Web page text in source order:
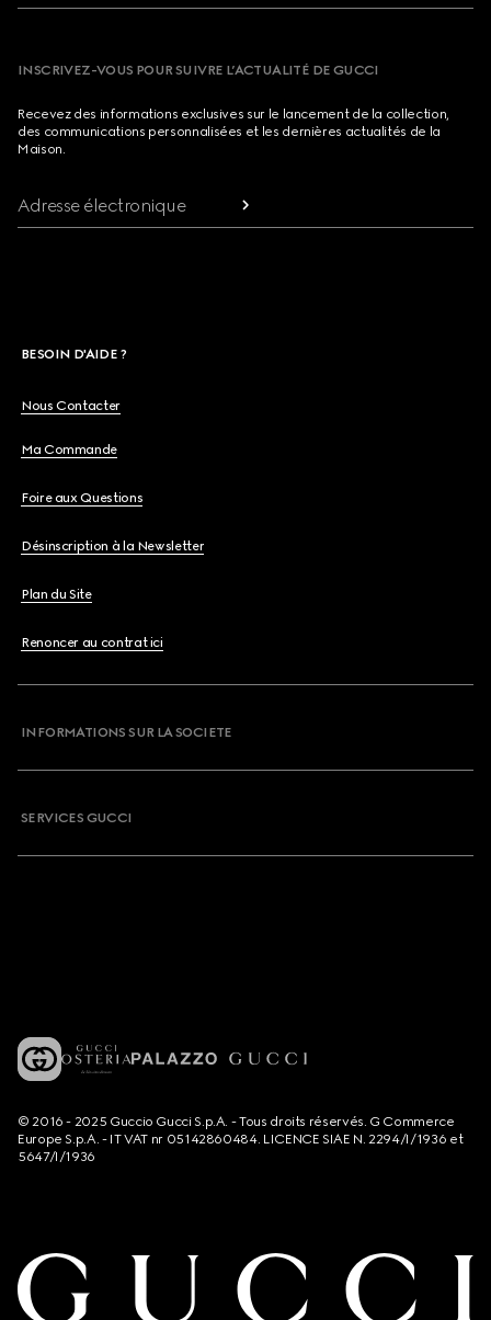
INSCRIVEZ-VOUS POUR SUIVRE L’ACTUALITÉ DE GUCCI
Recevez des informations exclusives sur le lancement de la collection,
des communications personnalisées et les dernières actualités de la
Maison.
Adresse électronique
BESOIN D'AIDE ?
Nous Contacter
Ma Commande
Foire aux Questions
Désinscription à la Newsletter
Plan du Site
Renoncer au contrat ici
INFORMATIONS SUR LA SOCIETE
SERVICES GUCCI
© 2016 - 2025 Guccio Gucci S.p.A. - Tous droits réservés. G Commerce
Europe S.p.A. - IT VAT nr 05142860484. LICENCE SIAE N. 2294/I/1936 et
5647/I/1936